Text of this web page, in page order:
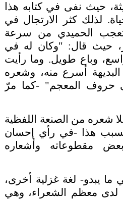
حيث نفى في كتابه هذا
لذلك كثر الارتجال في
الحميدي من سرعة
حيث قال: "وكان له في
وباع طويل. وما رأيت
أسرع منه، وشعره
حروف المعجم" -كما مرّ
شعره من الصنعة اللفظية
تسبب هذا -في رأي إحسان
مقطوعاته وأشعاره
يبدو- لغة غزلية أخرى،
لدى معظم الشعراء، وهي